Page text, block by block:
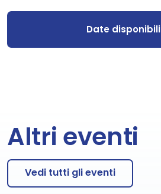
Date disponibili
Altri eventi
Vedi tutti gli eventi